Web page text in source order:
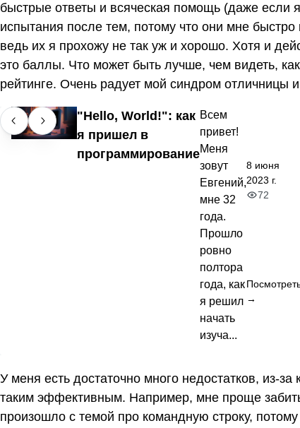
быстрые ответы и всяческая помощь (даже если
испытания после тем, потому что они мне
ведь их я прохожу не так уж и хорошо. Хотя и
это баллы. Что может быть лучше, чем видеть,
рейтинге. Очень радует мой синдром отличницы
"Hello, World!": как
я пришел в
программирование
Всем
привет!
Меня
зовут
Евгений,
мне 32
года.
Прошло
ровно
полтора
года, как
я решил
начать
изуча...
8 июня
2023 г.
72
→
У меня есть достаточно много недостатков, из-
таким эффективным. Например, мне проще
произошло с темой про командную строку,